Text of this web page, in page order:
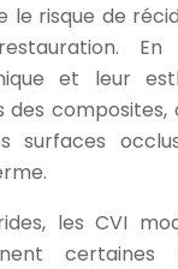
le risque de
En
et leur
des composites,
surfaces
les CVI
certaines